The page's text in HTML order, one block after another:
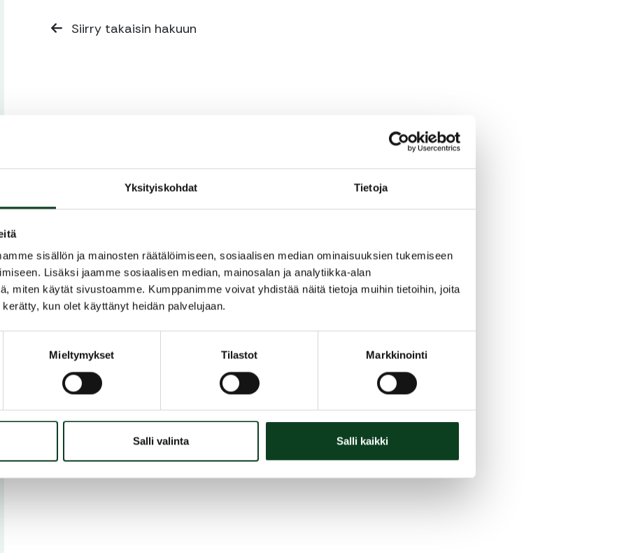
Yksityiskohdat Tietoja
sisällön ja mainosten räätälöimiseen, sosiaalisen median ominaisuuksien tukemiseen
Lisäksi jaamme sosiaalisen median, mainosalan ja analytiikka-alan
miten käytät sivustoamme. Kumppanimme voivat yhdistää näitä tietoja muihin tietoihin, joita
kun olet käyttänyt heidän palvelujaan.
Mieltymykset Tilastot Markkinointi
Salli valinta Salli kaikki
Siirry takaisin hakuun